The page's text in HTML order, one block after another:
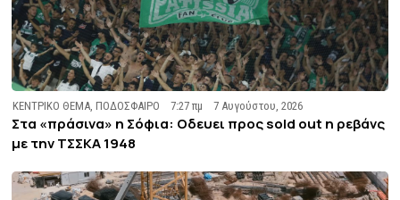
ΚΕΝΤΡΙΚΟ ΘΕΜΑ ,ΠΟΔΟΣΦΑΙΡΟ 7:27 πμ 7 Αυγούστου, 2026
Στα «πράσινα» η Σόφια: Οδευει προς sold out η ρεβάνς
με την ΤΣΣΚΑ 1948